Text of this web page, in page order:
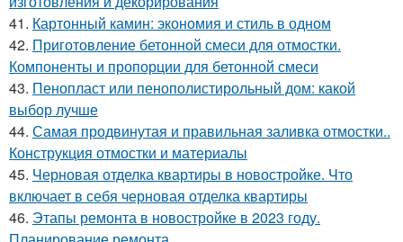
41. Картонный камин: экономия и стиль в одном
42. Приготовление бетонной смеси для отмостки.
Компоненты и пропорции для бетонной смеси
43. Пенопласт или пенополистирольный дом: какой
выбор лучше
44. Самая продвинутая и правильная заливка отмостки..
Конструкция отмостки и материалы
45. Черновая отделка квартиры в новостройке. Что
включает в себя черновая отделка квартиры
46. Этапы ремонта в новостройке в 2023 году.